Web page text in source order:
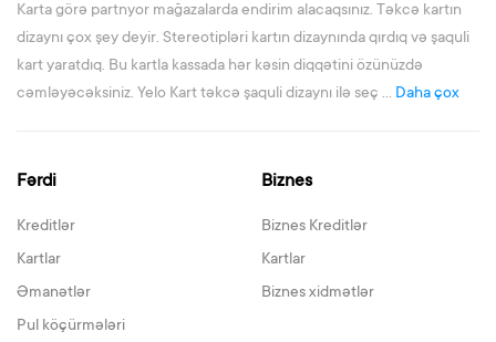
Karta görə partnyor mağazalarda endirim alacaqsınız. Təkcə kartın
dizaynı çox şey deyir. Stereotipləri kartın dizaynında qırdıq və şaquli
kart yaratdıq. Bu kartla kassada hər kəsin diqqətini özünüzdə
cəmləyəcəksiniz. Yelo Kart təkcə şaquli dizaynı ilə seç ... Daha çox
Fərdi
Kreditlər
Kartlar
Əmanətlər
Pul köçürmələri
Biznes
Biznes Kreditlər
Kartlar
Biznes xidmətlər